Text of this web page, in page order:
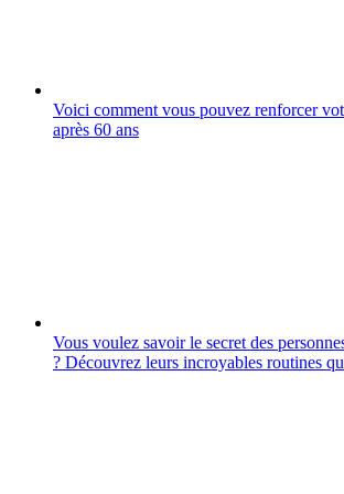
Voici comment vous pouvez renforcer
après 60 ans
Vous voulez savoir le secret des
? Découvrez leurs incroyables routines